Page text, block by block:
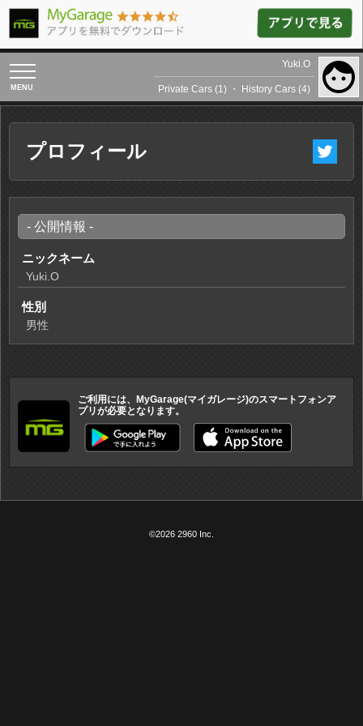
toggle
navigation
Yuki.O
Private Cars (1) ・ History Cars (4)
プロフィール
- 公開情報 -
ニックネーム
Yuki.O
性別
男性
ご利用には、MyGarage(マイガレージ)のスマートフォンア
プリが必要となります。
©2026 2960 Inc.